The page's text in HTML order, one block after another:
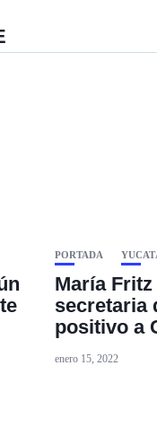
PORTADA
María
secretaria
positivo a
enero 15, 2022